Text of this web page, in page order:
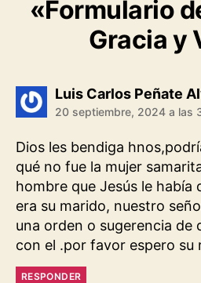
e
o
k
t
p
p
e
g
a
m
y
L
n
k
i
l
«Formulario
Gracia y
Luis Carlos Peñate
20 septiembre, 2024 a las
Dios les bendiga
qué no fue la mujer
hombre que Jesús le había
era su marido, nuestro
una orden o sugerencia de
con el .por favor espero su
RESPONDER